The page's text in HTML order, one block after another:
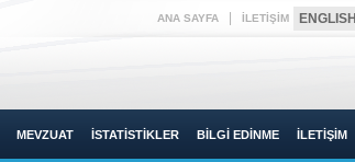
ANA SAYFA İLETİŞİM ENGLISH
MEVZUAT İSTATİSTİKLER BİLGİ EDİNME İLETİŞİM